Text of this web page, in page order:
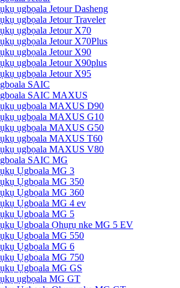
ụgbọala Jetour Dasheng
ụgbọala Jetour Traveler
ụgbọala Jetour X70
ụgbọala Jetour X70Plus
ụgbọala Jetour X90
ụgbọala Jetour X90plus
ụgbọala Jetour X95
SAIC
SAIC MAXUS
ụgbọala MAXUS D90
ụgbọala MAXUS G10
ụgbọala MAXUS G50
ụgbọala MAXUS T60
ụgbọala MAXUS V80
SAIC MG
Ụgbọala MG 3
Ụgbọala MG 350
Ụgbọala MG 360
Ụgbọala MG 4 ev
Ụgbọala MG 5
Ụgbọala Ọhụrụ nke MG 5 EV
Ụgbọala MG 550
Ụgbọala MG 6
Ụgbọala MG 750
Ụgbọala MG GS
ụgbọala MG GT